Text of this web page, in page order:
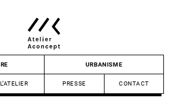
URBANISME
L’ATELIER PRESSE CONTACT